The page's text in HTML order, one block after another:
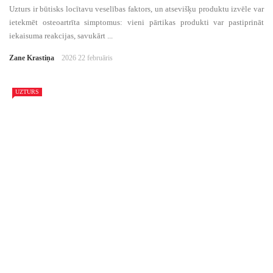
Uzturs ir būtisks locītavu veselības faktors, un atsevišķu produktu izvēle var
ietekmēt osteoartrīta simptomus: vieni pārtikas produkti var pastiprināt
iekaisuma reakcijas, savukārt ...
Zane Krastiņa 2026 22 februāris
UZTURS